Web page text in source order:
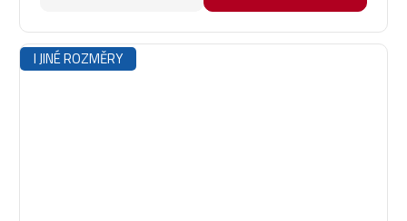
I JINÉ ROZMĚRY